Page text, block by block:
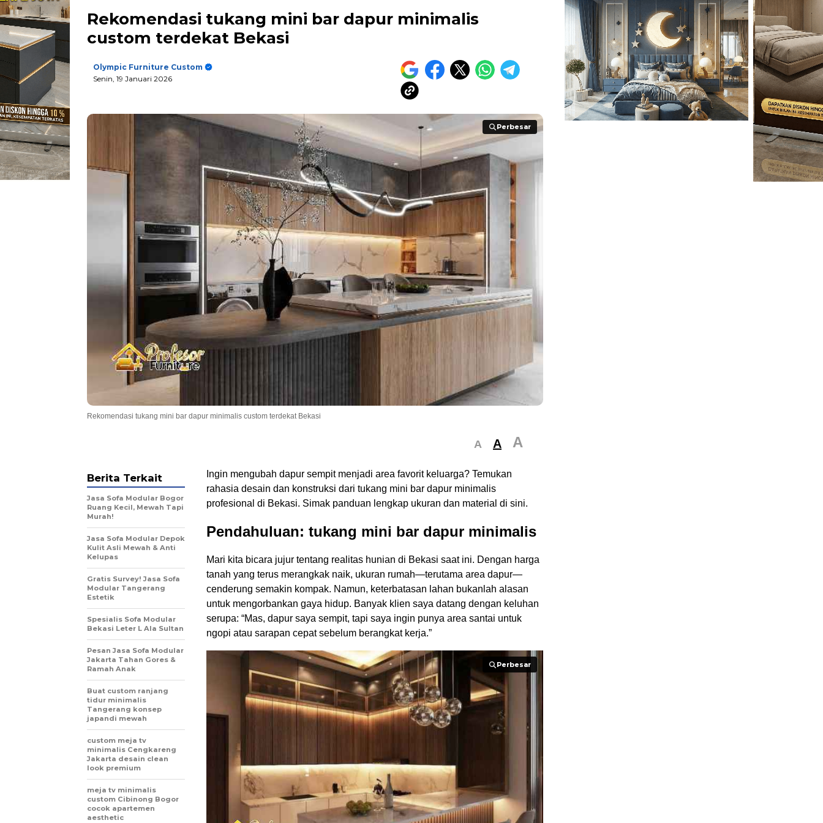
Rekomendasi tukang mini bar dapur minimalis
custom terdekat Bekasi
Olympic Furniture Custom
Senin, 19 Januari 2026
Perbesar
Perbesar
Rekomendasi tukang mini bar dapur minimalis custom terdekat Bekasi
A A A
Ingin mengubah dapur sempit menjadi area favorit keluarga? Temukan
rahasia desain dan konstruksi dari tukang mini bar dapur minimalis
profesional di Bekasi. Simak panduan lengkap ukuran dan material di sini.
Pendahuluan: tukang mini bar dapur minimalis
Mari kita bicara jujur tentang realitas hunian di Bekasi saat ini. Dengan harga
tanah yang terus merangkak naik, ukuran rumah—terutama area dapur—
cenderung semakin kompak. Namun, keterbatasan lahan bukanlah alasan
untuk mengorbankan gaya hidup. Banyak klien saya datang dengan keluhan
serupa: “Mas, dapur saya sempit, tapi saya ingin punya area santai untuk
ngopi atau sarapan cepat sebelum berangkat kerja.”
Perbesar
Perbesar
Berita Terkait
Jasa Sofa Modular Bogor
Ruang Kecil, Mewah Tapi
Murah!
Jasa Sofa Modular Depok
Kulit Asli Mewah & Anti
Kelupas
Gratis Survey! Jasa Sofa
Modular Tangerang
Estetik
Spesialis Sofa Modular
Bekasi Leter L Ala Sultan
Pesan Jasa Sofa Modular
Jakarta Tahan Gores &
Ramah Anak
Buat custom ranjang
tidur minimalis
Tangerang konsep
japandi mewah
custom meja tv
minimalis Cengkareng
Jakarta desain clean
look premium
meja tv minimalis
custom Cibinong Bogor
cocok apartemen
aesthetic